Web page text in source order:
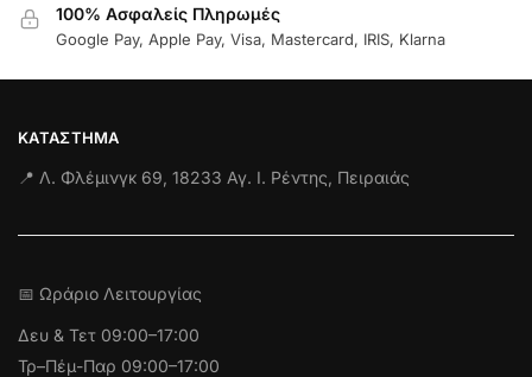
100% Ασφαλείς Πληρωμές
Google Pay, Apple Pay, Visa, Mastercard, IRIS, Klarna
ΚΑΤΆΣΤΗΜΑ
📍 Λ. Φλέμινγκ 69, 18233 Αγ. Ι. Ρέντης, Πειραιάς
📅 Ωράριο Λειτουργίας
Δευ & Τετ 09:00–17:00
Τρ–Πέμ-Παρ 09:00–17:00